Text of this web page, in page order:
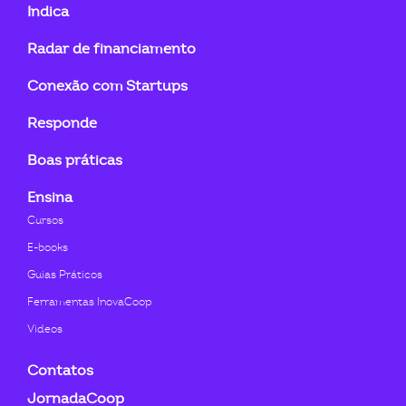
in
Indica
Radar de financiamento
Conexão com Startups
Responde
Boas práticas
Ensina
Cursos
E-books
Guias Práticos
Ferramentas InovaCoop
Videos
Contatos
JornadaCoop